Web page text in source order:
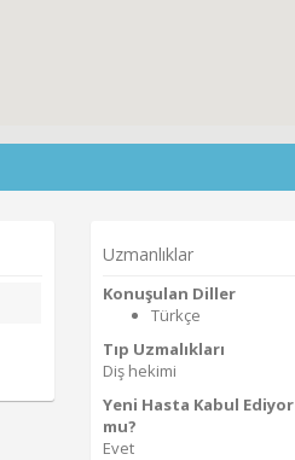
Uzmanlıklar
Konuşulan Diller
Türkçe
Tıp Uzmalıkları
Diş hekimi
Yeni Hasta Kabul Ediyor
mu?
Evet